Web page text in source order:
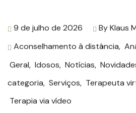
9 de julho de 2026 ByKlaus
Aconselhamento à distância,
Geral, Idosos, Notícias,
categoria, Serviços, Terapeuta
Terapia via vídeo